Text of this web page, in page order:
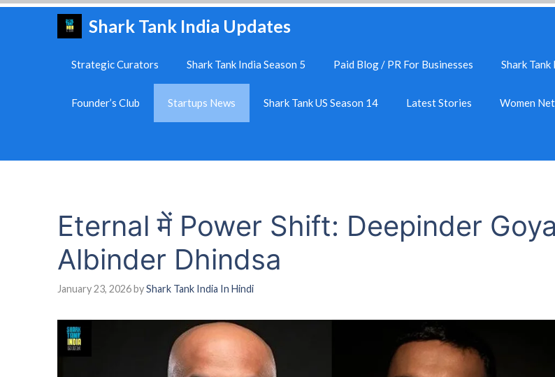
Shark Tank India Updates
Strategic Curators Shark Tank India Season 5 Paid Blog / PR For Businesses Shark Tank
Founder’s Club Startups News Shark Tank US Season 14 Latest Stories Women
Eternal में Power Shift: Deepinder
Albinder Dhindsa
January 23, 2026byShark Tank India In Hindi